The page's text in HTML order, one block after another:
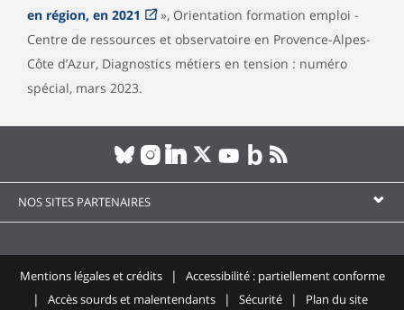
en région, en 2021
», Orientation formation emploi -
Centre de ressources et observatoire en Provence-Alpes-
Côte d’Azur, Diagnostics métiers en tension : numéro
spécial, mars 2023.
NOS SITES PARTENAIRES
Mentions légales et crédits
Accessibilité : partiellement conforme
Accès sourds et malentendants
Sécurité Plan du site